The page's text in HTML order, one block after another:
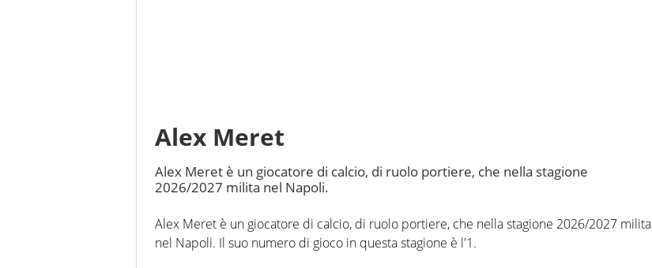
Alex Meret
Alex Meret è un giocatore di calcio, di ruolo portiere, che nella stagione
2026/2027 milita nel Napoli.
Alex Meret è un giocatore di calcio, di ruolo portiere, che nella stagione 2026/2027 milita
nel Napoli. Il suo numero di gioco in questa stagione è l'1.